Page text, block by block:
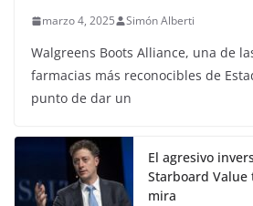
marzo 4, 2025 Simón Alberti
Walgreens Boots Alliance, una de
farmacias más reconocibles de
punto de dar un
El agresivo
Starboard Value
mira